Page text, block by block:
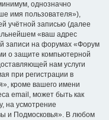
однозначно
имя пользователя»),
учётной записью (далее
«ваш адрес
записи на форумах «Форум
о защите компьютерной
нам услуги
при регистрации в
кроме вашего имени
email, может быть как
на усмотрение
и Подмосковья». В любом